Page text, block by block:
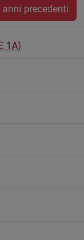
precedenti
1A)